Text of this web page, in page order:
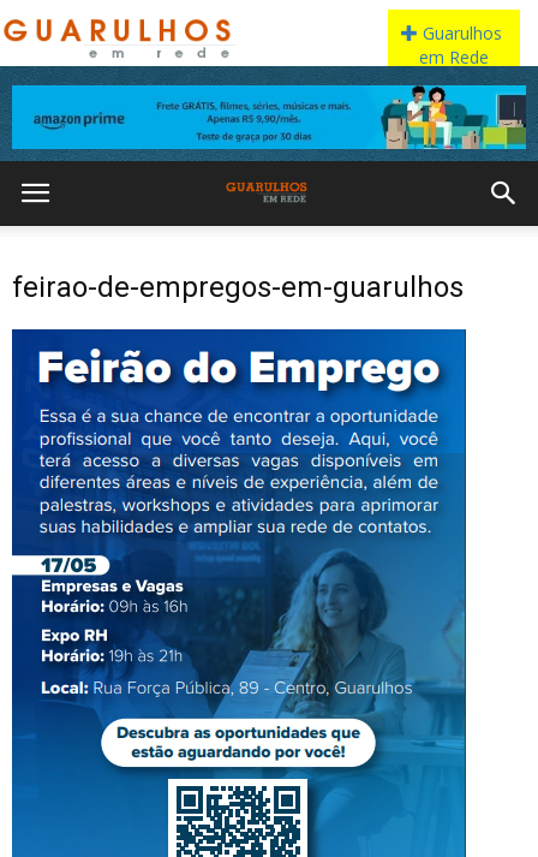
feirao-de-empregos-em-guarulhos